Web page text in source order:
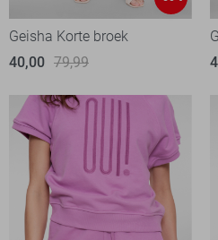
Geisha Korte broek
40,00 79,99